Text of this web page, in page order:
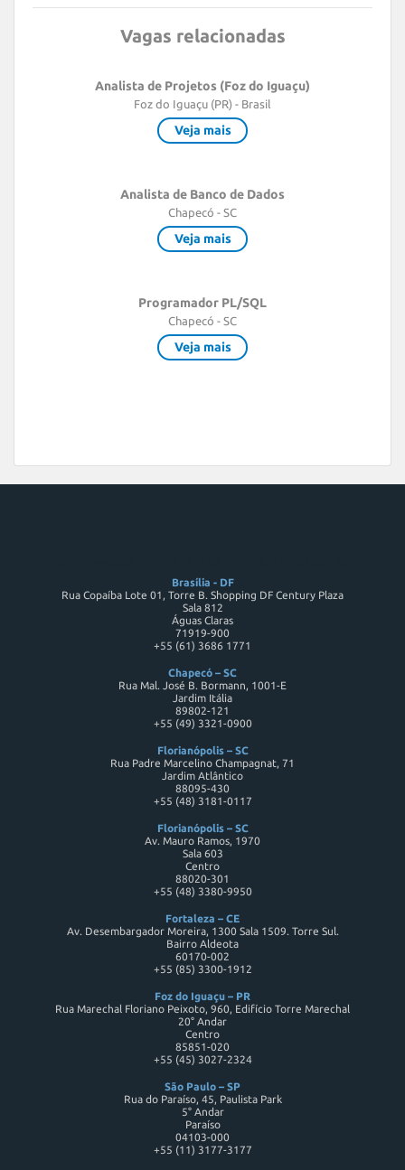
Vagas relacionadas
Analista de Projetos (Foz do Iguaçu)
Foz do Iguaçu (PR) - Brasil
Veja mais
Analista de Banco de Dados
Chapecó - SC
Veja mais
Programador PL/SQL
Chapecó - SC
Veja mais
Brasília - DF
Rua Copaíba Lote 01, Torre B. Shopping DF Century Plaza
Sala 812
Águas Claras
71919-900
+55 (61) 3686 1771
Chapecó – SC
Rua Mal. José B. Bormann, 1001-E
Jardim Itália
89802-121
+55 (49) 3321-0900
Florianópolis – SC
Rua Padre Marcelino Champagnat, 71
Jardim Atlântico
88095-430
+55 (48) 3181-0117
Florianópolis – SC
Av. Mauro Ramos, 1970
Sala 603
Centro
88020-301
+55 (48) 3380-9950
Fortaleza – CE
Av. Desembargador Moreira, 1300 Sala 1509. Torre Sul.
Bairro Aldeota
60170-002
+55 (85) 3300-1912
Foz do Iguaçu – PR
Rua Marechal Floriano Peixoto, 960, Edifício Torre Marechal
20° Andar
Centro
85851-020
+55 (45) 3027-2324
São Paulo – SP
Rua do Paraíso, 45, Paulista Park
5° Andar
Paraíso
04103-000
+55 (11) 3177-3177